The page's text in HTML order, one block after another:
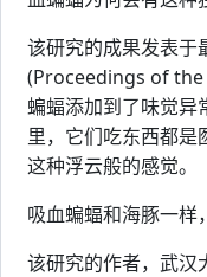
该研究的成果发表于
(Proceedings of the
蝙蝠添加到了味觉异
里，它们吃东西都
这种浮云般的感觉。
吸血蝙蝠和海豚一样
该研究的作者，武汉